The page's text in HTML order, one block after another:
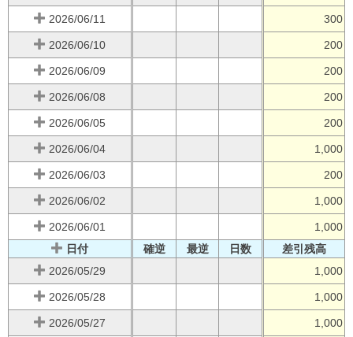
2026/06/11 300
2026/06/10 200
2026/06/09 200
2026/06/08 200
2026/06/05 200
2026/06/04 1,000
2026/06/03 200
2026/06/02 1,000
2026/06/01
1,000
日付
確逆 最逆 日数
差引残高
2026/05/29
1,000
2026/05/28 1,000
2026/05/27 1,000